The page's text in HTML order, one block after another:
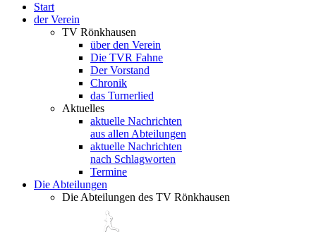
Start
der Verein
TV Rönkhausen
über den Verein
Die TVR Fahne
Der Vorstand
Chronik
das Turnerlied
Aktuelles
aktuelle Nachrichten
aus allen Abteilungen
aktuelle Nachrichten
nach Schlagworten
Termine
Die Abteilungen
Die Abteilungen des TV Rönkhausen